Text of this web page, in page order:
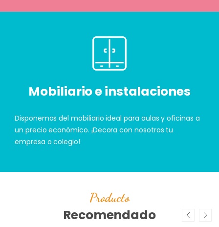
Mobiliario e instalaciones
Disponemos del mobiliario ideal para aulas y oficinas a
un precio económico. ¡Decora con nosotros tu
empresa o colegio!
Producto
Recomendado